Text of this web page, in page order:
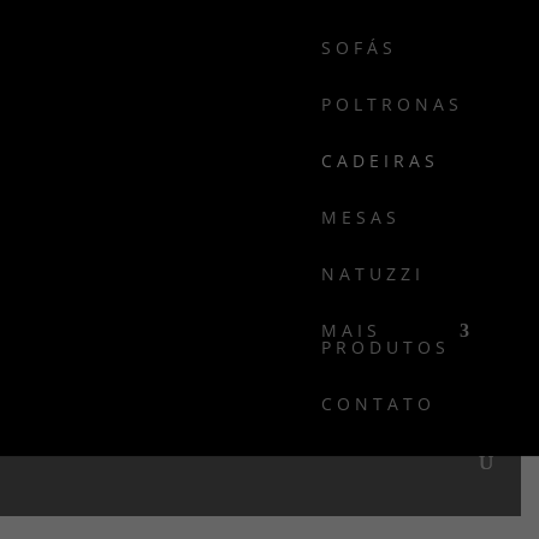
SOFÁS
POLTRONAS
CADEIRAS
MESAS
NATUZZI
MAIS
PRODUTOS
CONTATO